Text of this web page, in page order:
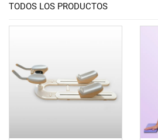
TODOS LOS PRODUCTOS